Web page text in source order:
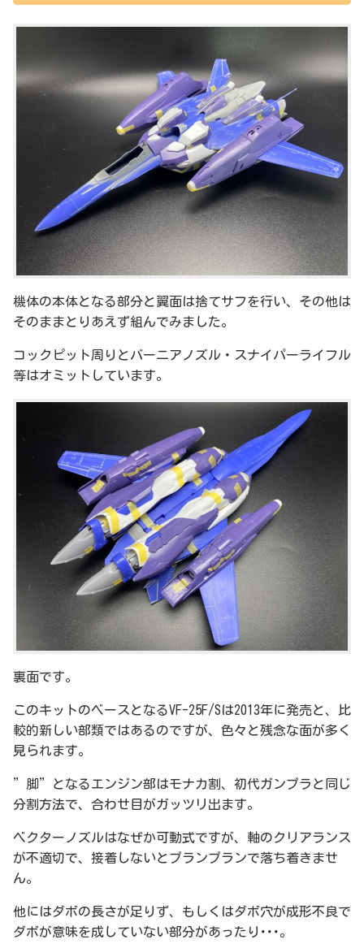
機体の本体となる部分と翼面は捨てサフを行い、その他は
そのままとりあえず組んでみました。
コックピット周りとバーニアノズル・スナイパーライフル
等はオミットしています。
裏面です。
このキットのベースとなるVF-25F/Sは2013年に発売と、比
較的新しい部類ではあるのですが、色々と残念な面が多く
見られます。
”脚”となるエンジン部はモナカ割、初代ガンプラと同じ
分割方法で、合わせ目がガッツリ出ます。
ベクターノズルはなぜか可動式ですが、軸のクリアランス
が不適切で、接着しないとプランプランで落ち着きませ
ん。
他にはダボの長さが足りず、もしくはダボ穴が成形不良で
ダボが意味を成していない部分があったり･･･。